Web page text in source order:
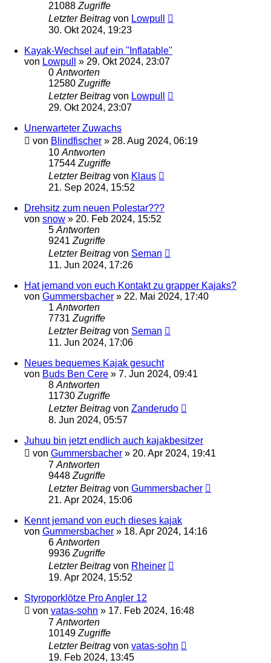
21088 Zugriffe
Letzter Beitrag von Lowpull
30. Okt 2024, 19:23
Kayak-Wechsel auf ein "Inflatable"
von Lowpull » 29. Okt 2024, 23:07
0 Antworten
12580 Zugriffe
Letzter Beitrag von Lowpull
29. Okt 2024, 23:07
Unerwarteter Zuwachs
von Blindfischer » 28. Aug 2024, 06:19
10 Antworten
17544 Zugriffe
Letzter Beitrag von Klaus
21. Sep 2024, 15:52
Drehsitz zum neuen Polestar???
von snow » 20. Feb 2024, 15:52
5 Antworten
9241 Zugriffe
Letzter Beitrag von Seman
11. Jun 2024, 17:26
Hat jemand von euch Kontakt zu grapper Kajaks?
von Gummersbacher » 22. Mai 2024, 17:40
1 Antworten
7731 Zugriffe
Letzter Beitrag von Seman
11. Jun 2024, 17:06
Neues bequemes Kajak gesucht
von Buds Ben Cere » 7. Jun 2024, 09:41
8 Antworten
11730 Zugriffe
Letzter Beitrag von Zanderudo
8. Jun 2024, 05:57
Juhuu bin jetzt endlich auch kajakbesitzer
von Gummersbacher » 20. Apr 2024, 19:41
7 Antworten
9448 Zugriffe
Letzter Beitrag von Gummersbacher
21. Apr 2024, 15:06
Kennt jemand von euch dieses kajak
von Gummersbacher » 18. Apr 2024, 14:16
6 Antworten
9936 Zugriffe
Letzter Beitrag von Rheiner
19. Apr 2024, 15:52
Styroporklötze Pro Angler 12
von vatas-sohn » 17. Feb 2024, 16:48
7 Antworten
10149 Zugriffe
Letzter Beitrag von vatas-sohn
19. Feb 2024, 13:45